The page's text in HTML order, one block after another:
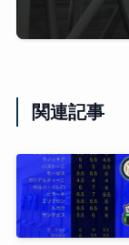
関連記事